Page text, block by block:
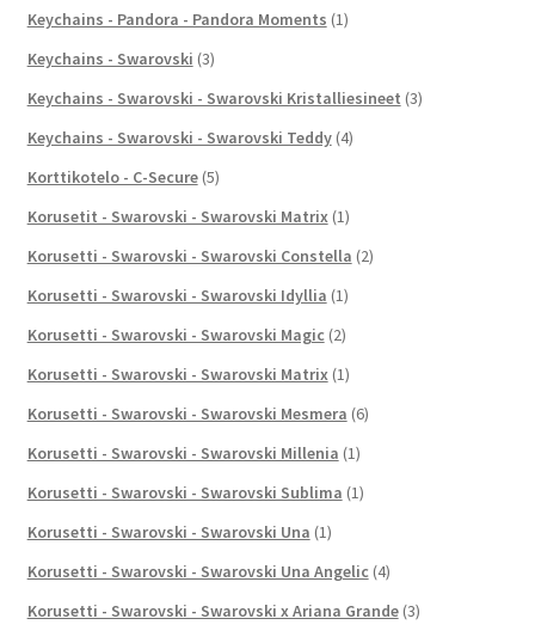
Keychains - Pandora - Pandora Moments (1)
Keychains - Swarovski (3)
Keychains - Swarovski - Swarovski Kristalliesineet (3)
Keychains - Swarovski - Swarovski Teddy (4)
Korttikotelo - C-Secure (5)
Korusetit - Swarovski - Swarovski Matrix (1)
Korusetti - Swarovski - Swarovski Constella (2)
Korusetti - Swarovski - Swarovski Idyllia (1)
Korusetti - Swarovski - Swarovski Magic (2)
Korusetti - Swarovski - Swarovski Matrix (1)
Korusetti - Swarovski - Swarovski Mesmera (6)
Korusetti - Swarovski - Swarovski Millenia (1)
Korusetti - Swarovski - Swarovski Sublima (1)
Korusetti - Swarovski - Swarovski Una (1)
Korusetti - Swarovski - Swarovski Una Angelic (4)
Korusetti - Swarovski - Swarovski x Ariana Grande (3)